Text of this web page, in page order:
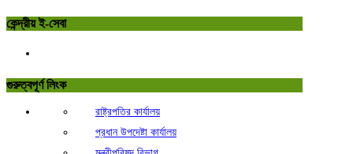
কেন্দ্রীয় ই-সেবা
গুরুত্বপূর্ণ লিংক
রাষ্ট্রপতির কার্যালয়
প্রধান উপদেষ্টা কার্যালয়